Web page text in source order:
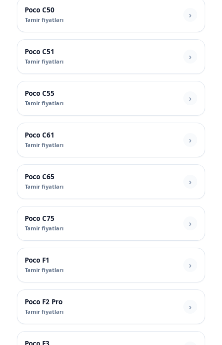
Poco C50
Tamir fiyatları
Poco C51
Tamir fiyatları
Poco C55
Tamir fiyatları
Poco C61
Tamir fiyatları
Poco C65
Tamir fiyatları
Poco C75
Tamir fiyatları
Poco F1
Tamir fiyatları
Poco F2 Pro
Tamir fiyatları